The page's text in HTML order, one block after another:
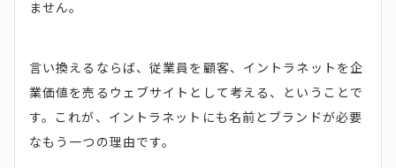
ません。
言い換えるならば、従業員を顧客、イントラネットを企
業価値を売るウェブサイトとして考える、ということで
す。これが、イントラネットにも名前とブランドが必要
なもう一つの理由です。